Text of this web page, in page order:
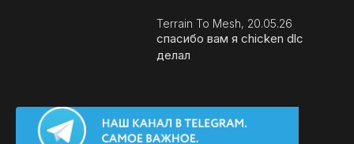
Terrain To Mesh, 20.05.26
спасибо вам я chicken dlc
делал